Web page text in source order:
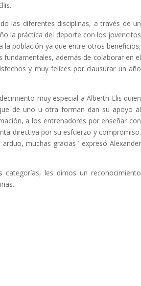
las diferentes disciplinas, a través de un
la práctica del deporte con los jovencitos
la población ya que entre otros beneficios,
además de colaborar en el
y muy felices por clausurar un año
muy especial a Alberth Elis quien
de uno u otra forman dan su apoyo al
a los entrenadores por enseñar con
directiva por su esfuerzo y compromiso.
muchas gracias¨ expresó Alexander
categorías, les dimos un reconocimiento